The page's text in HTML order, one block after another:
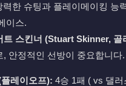
력한 슈팅과 플레이메이킹 능
이스.
트 스킨너 (Stuart Skinner, 골
, 안정적인 선방이 중요합니다.
레이오프): 4승 1패 ( vs 댈러